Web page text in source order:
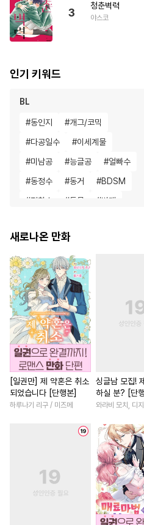
3
청춘벽력
야스코
인기 키워드
BL
#동인지 #개그/코믹
#다공일수 #이세계물
#미남공 #능글공 #얼빠수
#동정수 #동거 #BDSM
#집착수 #동물 #변태
#주종관계
#헌신수 #배틀연애
#미인공 #조폭공
#쓰레기공 #아방수
#쓰레기수 # 평범수
#선후배 #까칠공
#기억상실 #자낮수
#재벌공 #떡대수 #능욕수
#모럴리스 #
굴림수
냉혈공
웹툰단행본
무심공
하드코어
츤데레수
삼각관계
#수인수
새로나온 만화
[일권만] 제 약혼은 취소
되었습니다 [단행본]
하루나기 리구 / 미즈메
싱글남 모집!
하실 분? [단
와라비 모치, 디